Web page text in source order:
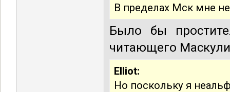
В пределах Мск мне
Было бы
читающего
Elliot:
Но поскольку я